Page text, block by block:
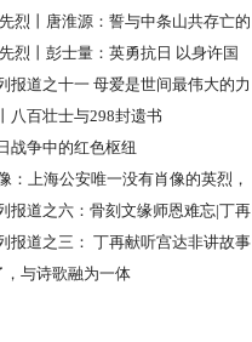
烈丨唐淮源：誓与中条山共存亡的
烈丨彭士量：英勇抗日 以身许国
报道之十一 母爱是世间最伟大的力
八百壮士与298封遗书
战争中的红色枢纽
：上海公安唯一没有肖像的英烈，
报道之六：骨刻文缘师恩难忘|丁再
报道之三： 丁再献听宫达非讲故事
，与诗歌融为一体